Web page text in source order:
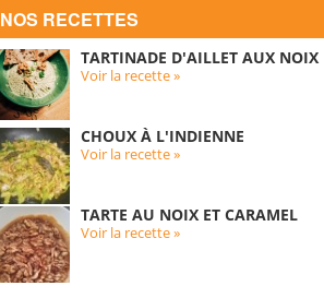
NOS RECETTES
TARTINADE D'AILLET AUX NOIX
Voir la recette »
CHOUX À L'INDIENNE
Voir la recette »
TARTE AU NOIX ET CARAMEL
Voir la recette »